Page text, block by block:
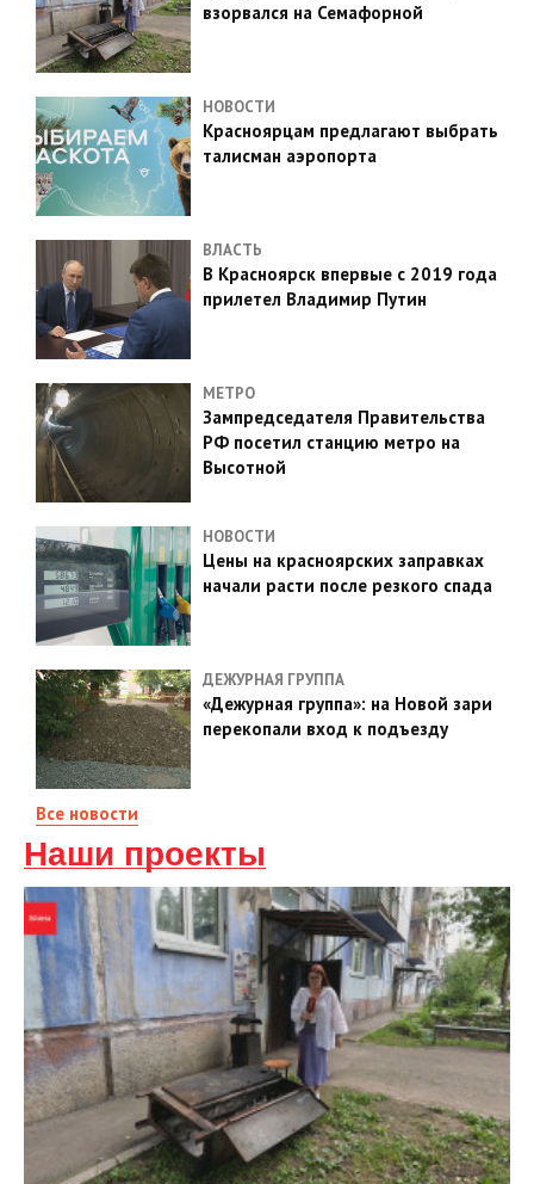
взорвался на Семафорной
НОВОСТИ
Красноярцам предлагают выбрать
талисман аэропорта
ВЛАСТЬ
В Красноярск впервые с 2019 года
прилетел Владимир Путин
МЕТРО
Зампредседателя Правительства
РФ посетил станцию метро на
Высотной
НОВОСТИ
Цены на красноярских заправках
начали расти после резкого спада
ДЕЖУРНАЯ ГРУППА
«Дежурная группа»: на Новой зари
перекопали вход к подъезду
Все новости
Наши проекты